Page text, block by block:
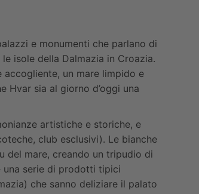
e monumenti che parlano di
isole della Dalmazia in Croazia.
accogliente, un mare limpido e
Hvar sia al giorno d’oggi una
artistiche e storiche, e
club esclusivi). Le bianche
del mare, creando un tripudio di
una serie di prodotti tipici
che sanno deliziare il palato